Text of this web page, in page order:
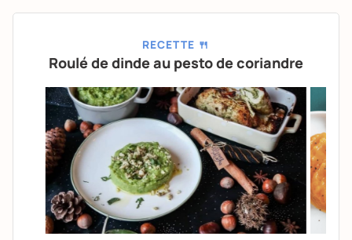
RECETTE 🍴
Roulé de dinde au pesto de coriandre